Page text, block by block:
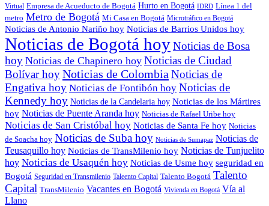
Virtual Empresa de Acueducto de Bogotá Hurto en Bogotá IDRD Línea 1 del
metro Metro de Bogotá Mi Casa en Bogotá Microtráfico en Bogotá
Noticias de Antonio Nariño hoy Noticias de Barrios Unidos hoy
Noticias de Bogotá hoyNoticias de Bosa
hoy Noticias de Chapinero hoy Noticias de Ciudad
Bolívar hoyNoticias de Colombia Noticias de
Engativa hoy Noticias de Fontibón hoy Noticias de
Kennedy hoy Noticias de la Candelaria hoy Noticias de los Mártires
hoy Noticias de Puente Aranda hoy Noticias de Rafael Uribe hoy
Noticias de San Cristóbal hoy Noticias de Santa Fe hoy Noticias
de Soacha hoy Noticias de Suba hoy Noticias de Sumapaz Noticias de
Teusaquillo hoy Noticias de TransMilenio hoy Noticias de Tunjuelito
hoy Noticias de Usaquén hoy Noticias de Usme hoy seguridad en
Bogotá Seguridad en Transmilenio Taleento Capital Talento Bogotá Talento
Capital TransMilenio Vacantes en Bogotá Vivienda en Bogotá Vía al
Llano